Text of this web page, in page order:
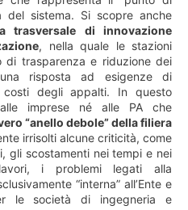
del sistema. Si scopre anche
trasversale di innovazione
, nella quale le stazioni
di trasparenza e riduzione dei
risposta ad esigenze di
degli appalti. In questo
imprese né alle PA che
“anello debole” della filiera
irrisolti alcune criticità, come
gli scostamenti nei tempi e nei
i problemi legati alla
“interna” all’Ente e
le società di ingegneria e